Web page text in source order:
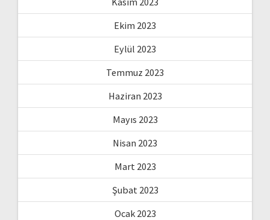
Ekim 2023
Eylül 2023
Temmuz 2023
Haziran 2023
Mayıs 2023
Nisan 2023
Mart 2023
Şubat 2023
Ocak 2023